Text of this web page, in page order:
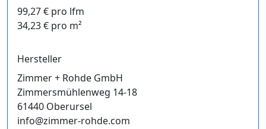
99,27 € pro lfm
34,23 € pro m²
Hersteller
Zimmer + Rohde GmbH
Zimmersmühlenweg 14-18
61440 Oberursel
info@zimmer-rohde.com